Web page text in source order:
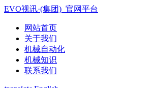
EVO视讯·(集团)_官网平台
网站首页
关于我们
机械自动化
机械知识
联系我们